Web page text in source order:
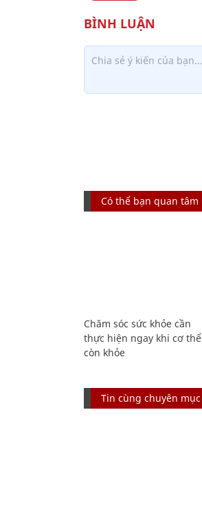
Có thể bạn quan tâm
Chăm sóc sức khỏe cần
thực hiện ngay khi cơ thể
còn khỏe
Tin cùng chuyên mục